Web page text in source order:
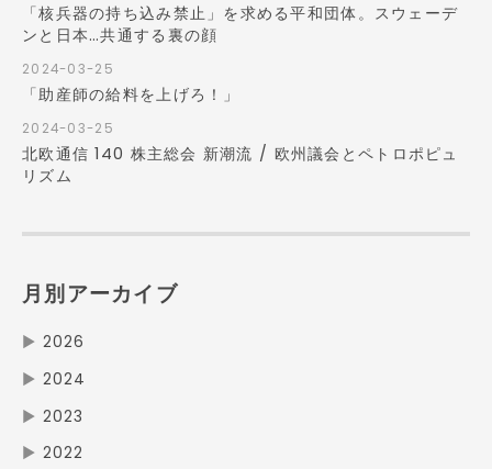
「核兵器の持ち込み禁止」を求める平和団体。スウェーデ
ンと日本…共通する裏の顔
2024-03-25
「助産師の給料を上げろ！」
2024-03-25
北欧通信 140 株主総会 新潮流 / 欧州議会とペトロポピュ
リズム
月別アーカイブ
▶ 2026
▶ 2024
▶ 2023
▶ 2022